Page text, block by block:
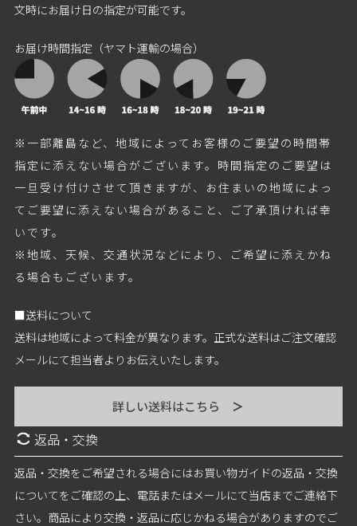
文時にお届け日の指定が可能です。
お届け時間指定（ヤマト運輸の場合）
※一部離島など、地域によってお客様のご要望の時間帯
指定に添えない場合がございます。時間指定のご要望は
一旦受け付けさせて頂きますが、お住まいの地域によっ
てご要望に添えない場合があること、ご了承頂ければ幸
いです。
※地域、天候、交通状況などにより、ご希望に添えかね
る場合もございます。
■送料について
送料は地域によって料金が異なります。正式な送料はご注文確認
メールにて担当者よりお伝えいたします。
詳しい送料はこちら ＞
返品・交換
返品・交換をご希望される場合にはお買い物ガイドの返品・交換
についてをご確認の上、電話またはメールにて当店までご連絡下
さい。商品により交換・返品に応じかねる場合がありますのでご